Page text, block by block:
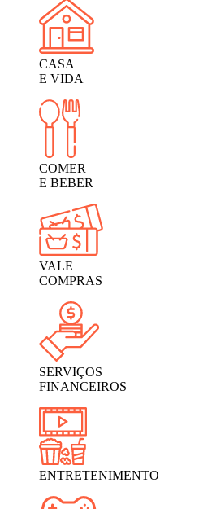
CASA
E VIDA
COMER
E BEBER
VALE
COMPRAS
SERVIÇOS
FINANCEIROS
ENTRETENIMENTO